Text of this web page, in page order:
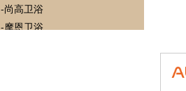
-尚高卫浴
-摩恩卫浴